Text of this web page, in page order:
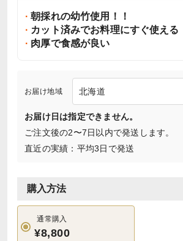
朝採れの幼竹使用！！
カット済みでお料理にすぐ使える
肉厚で食感が良い
お届け地域
お届け日は指定できません。
ご注文後の2〜7日以内で発送します。
直近の実績：平均3日で発送
購入方法
通常購入
¥8,800